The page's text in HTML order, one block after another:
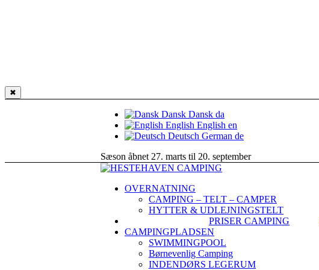
✖
Dansk Dansk da
English English en
Deutsch German de
Sæson åbnet 27. marts til 20. september
OVERNATNING
CAMPING – TELT – CAMPER
HYTTER & UDLEJNINGSTELT
PRISER CAMPING
CAMPINGPLADSEN
SWIMMINGPOOL
Børnevenlig Camping
INDENDØRS LEGERUM